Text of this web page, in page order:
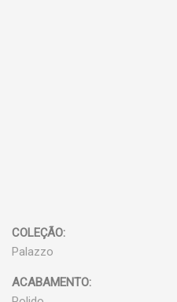
COLEÇÃO:
Palazzo
ACABAMENTO: